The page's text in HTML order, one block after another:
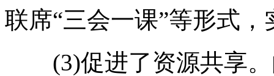
联席“三会一课”等形式
(3)促进了资源共享。